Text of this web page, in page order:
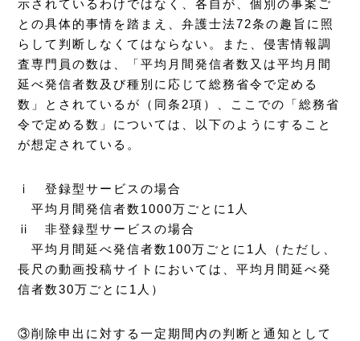
示されているわけではなく、各自が、個別の事案ご
との具体的事情を踏まえ、弁護士法72条の趣旨に照
らして判断しなくてはならない。また、侵害情報調
査専門員の数は、「平均月間発信者数又は平均月間
延べ発信者数及び種別に応じて総務省令で定める
数」とされているが（同条2項）、ここでの「総務省
令で定める数」については、以下のようにすること
が想定されている。
ⅰ 登録型サービスの場合
平均月間発信者数1000万ごとに1人
ⅱ 非登録型サービスの場合
平均月間延べ発信者数100万ごとに1人（ただし、
長尺の動画投稿サイトにおいては、平均月間延べ発
信者数30万ごとに1人）
③削除申出に対する一定期間内の判断と通知として